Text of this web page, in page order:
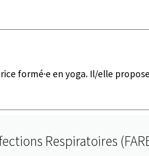
formé·e en yoga. Il/elle
Respiratoires